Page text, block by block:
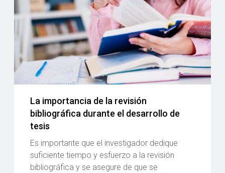
La importancia de la revisión
bibliográfica durante el desarrollo de
tesis
Es importante que el investigador dedique
suficiente tiempo y esfuerzo a la revisión
bibliográfica y se asegure de que se